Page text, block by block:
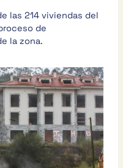
las 214 viviendas del
de
la zona.